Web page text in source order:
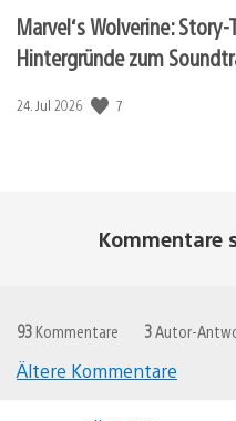
Marvel‘s Wolverine:
Hintergründe zum
Veröffentlichungsdatum:
24. Jul 2026 7
Kommentare
93 Kommentare 3Autor-
Ältere Kommentare